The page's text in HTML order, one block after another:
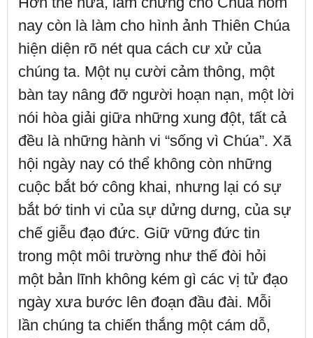
nay còn là làm cho hình ảnh Thiên Chúa
hiện diện rõ nét qua cách cư xử của
chúng ta. Một nụ cười cảm thông, một
bàn tay nâng đỡ người hoạn nạn, một lời
nói hòa giải giữa những xung đột, tất cả
đều là những hành vi “sống vì Chúa”. Xã
hội ngày nay có thể không còn những
cuộc bắt bớ công khai, nhưng lại có sự
bắt bớ tinh vi của sự dửng dưng, của sự
chế giễu đạo đức. Giữ vững đức tin
trong một môi trường như thế đòi hỏi
một bản lĩnh không kém gì các vị tử đạo
ngày xưa bước lên đoạn đầu đài. Mỗi
lần chúng ta chiến thắng một cám dỗ,